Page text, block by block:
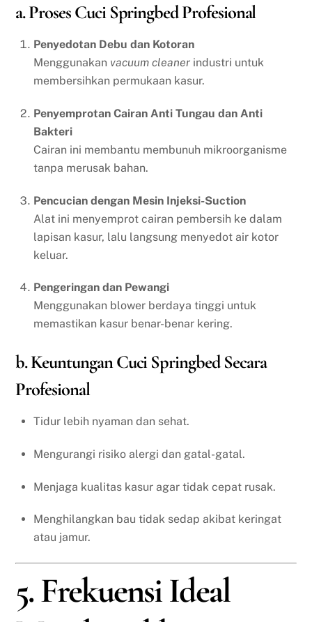
a. Proses Cuci Springbed Profesional
Penyedotan Debu dan Kotoran
Menggunakan vacuum cleaner industri untuk
membersihkan permukaan kasur.
Penyemprotan Cairan Anti Tungau dan Anti
Bakteri
Cairan ini membantu membunuh mikroorganisme
tanpa merusak bahan.
Pencucian dengan Mesin Injeksi-Suction
Alat ini menyemprot cairan pembersih ke dalam
lapisan kasur, lalu langsung menyedot air kotor
keluar.
Pengeringan dan Pewangi
Menggunakan blower berdaya tinggi untuk
memastikan kasur benar-benar kering.
b. Keuntungan Cuci Springbed Secara
Profesional
Tidur lebih nyaman dan sehat.
Mengurangi risiko alergi dan gatal-gatal.
Menjaga kualitas kasur agar tidak cepat rusak.
Menghilangkan bau tidak sedap akibat keringat
atau jamur.
5. Frekuensi Ideal